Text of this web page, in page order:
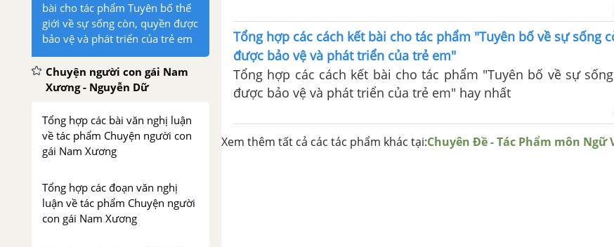
bài cho tác phẩm Tuyên bố thế
giới về sự sống còn, quyền được
bảo vệ và phát triển của trẻ em
Chuyện người con gái Nam
Xương - Nguyễn Dữ
Tổng hợp các bài văn nghị luận
về tác phẩm Chuyện người con
gái Nam Xương
Tổng hợp các đoạn văn nghị
luận về tác phẩm Chuyện người
con gái Nam Xương
Tổng hợp các cách kết bài cho tác phẩm "Tuyên bố về sự sống
được bảo vệ và phát triển của trẻ em"
Tổng hợp các cách kết bài cho tác phẩm "Tuyên bố về sự
được bảo vệ và phát triển của trẻ em" hay nhất
Xem thêm tất cả các tác phẩm khác tại:Chuyên Đề - Tác Phẩm môn Ngữ